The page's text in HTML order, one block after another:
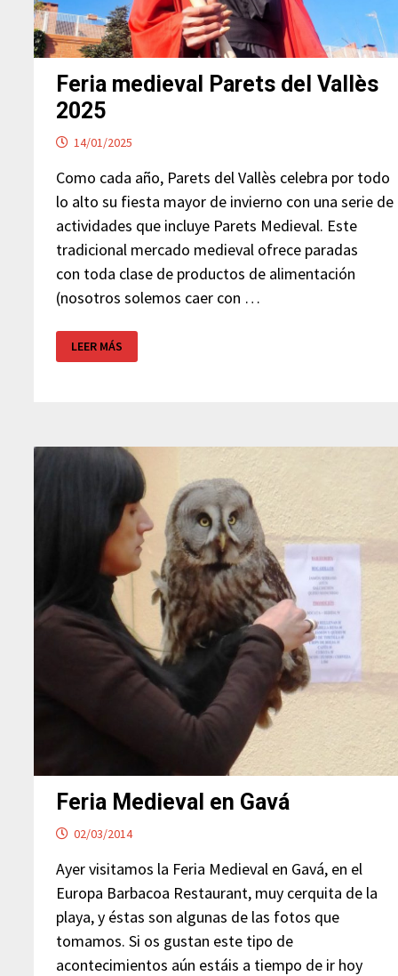
Feria medieval Parets del Vallès
2025
14/01/2025
Como cada año, Parets del Vallès celebra por todo
lo alto su fiesta mayor de invierno con una serie de
actividades que incluye Parets Medieval. Este
tradicional mercado medieval ofrece paradas
con toda clase de productos de alimentación
(nosotros solemos caer con …
FERIA
MEDIEVAL
PARETS
LEER MÁS
Feria Medieval en Gavá
02/03/2014
Ayer visitamos la Feria Medieval en Gavá, en el
Europa Barbacoa Restaurant, muy cerquita de la
playa, y éstas son algunas de las fotos que
tomamos. Si os gustan este tipo de
acontecimientos aún estáis a tiempo de ir hoy